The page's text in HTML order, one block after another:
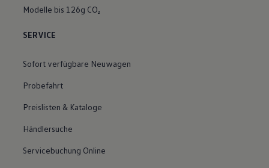
Modelle bis 126g CO₂
SERVICE
Sofort verfügbare Neuwagen
Probefahrt
Preislisten & Kataloge
Händlersuche
Servicebuchung Online